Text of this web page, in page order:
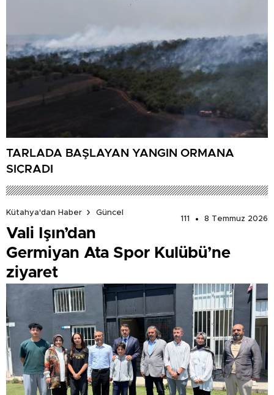
TARLADA BAŞLAYAN YANGIN ORMANA
SIÇRADI
Kütahya'dan Haber
Güncel
111
8 Temmuz 2026
Vali Işın’dan
Germiyan Ata Spor Kulübü’ne
ziyaret